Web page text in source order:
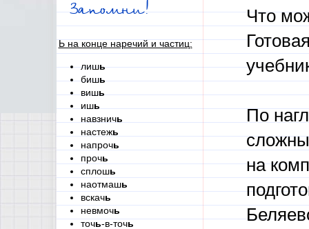
Запомни!
Ь на конце наречий и частиц:
лишь
бишь
вишь
ишь
навзничь
настежь
напрочь
прочь
сплошь
наотмашь
вскачь
невмочь
точь-в-точь
Что
По
на